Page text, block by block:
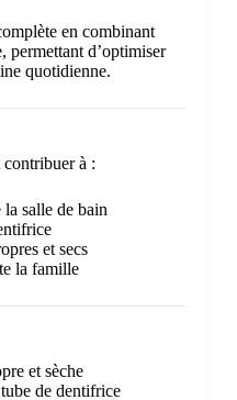
en combinant
permettant d’optimiser
quotidienne.
à :
salle de bain
et secs
la famille
et sèche
de dentifrice